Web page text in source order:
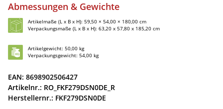
Abmessungen & Gewichte
Artikelmaße (L x B x H): 59,50 × 54,00 × 180,00 cm
Verpackungsmaße (L x B x H): 63,20 x 57,80 x 185,20 cm
Artikelgewicht: 50,00 kg
Verpackungsgewicht: 54,00 kg
EAN: 8698902506427
Artikelnr.: RO_FKF279DSN0DE_R
Herstellernr.: FKF279DSN0DE